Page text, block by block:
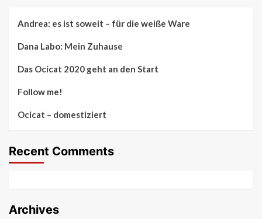
Andrea: es ist soweit – für die weiße Ware
Dana Labo: Mein Zuhause
Das Ocicat 2020 geht an den Start
Follow me!
Ocicat – domestiziert
Recent Comments
Archives